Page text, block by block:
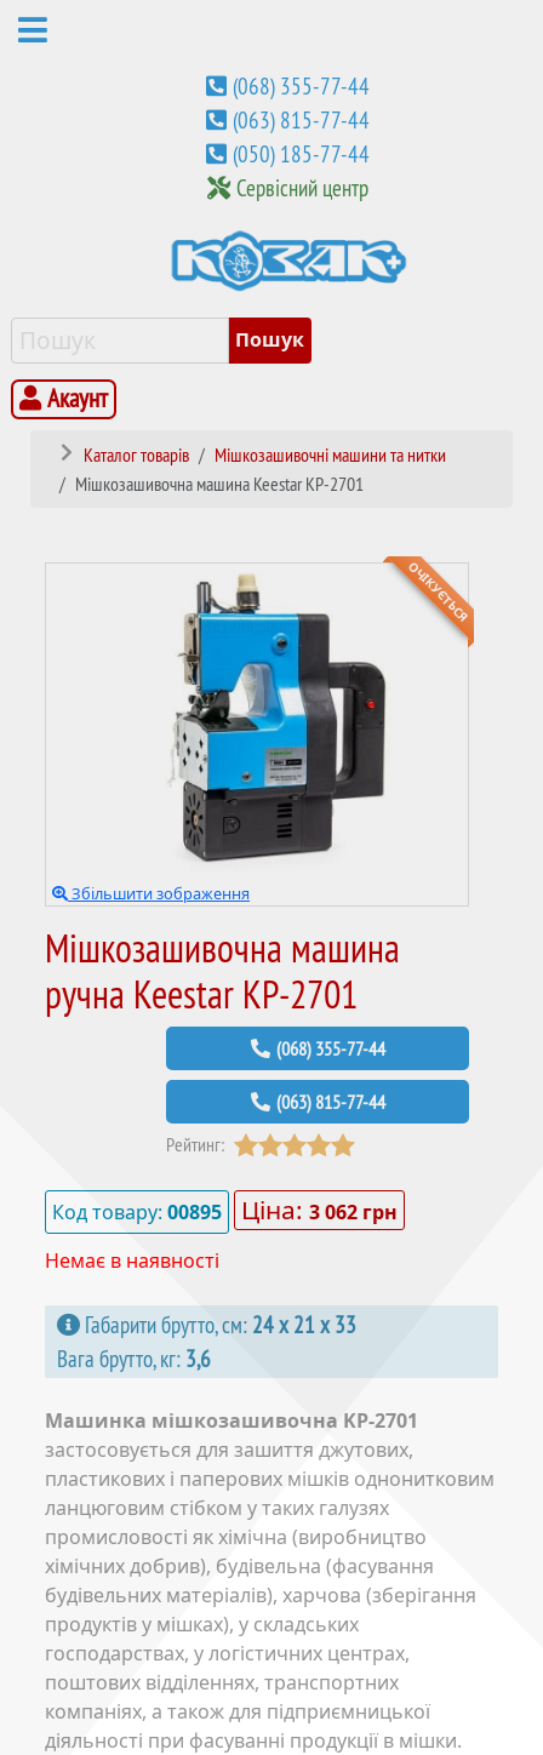
(068) 355-77-44
(063) 815-77-44
(050) 185-77-44
Сервісний центр
Акаунт
Каталог товарів
Мішкозашивочні машини та нитки
Мішкозашивочна машина Keestar KP-2701
ОЧІКУЄТЬСЯ
Збільшити зображення
Мішкозашивочна машина
ручна Keestar KP-2701
(068) 355-77-44
(063) 815-77-44
Рейтинг:
Код товару: 00895 Ціна: 3 062 грн
Немає в наявності
Габарити брутто, см: 24 х 21 х 33
Вага брутто, кг: 3,6
Машинка мішкозашивочна KP-2701
застосовується для зашиття джутових,
пластикових і паперових мішків однонитковим
ланцюговим стібком у таких галузях
промисловості як хімічна (виробництво
хімічних добрив), будівельна (фасування
будівельних матеріалів), харчова (зберігання
продуктів у мішках), у складських
господарствах, у логістичних центрах,
поштових відділеннях, транспортних
компаніях, а також для підприємницької
діяльності при фасуванні продукції в мішки.